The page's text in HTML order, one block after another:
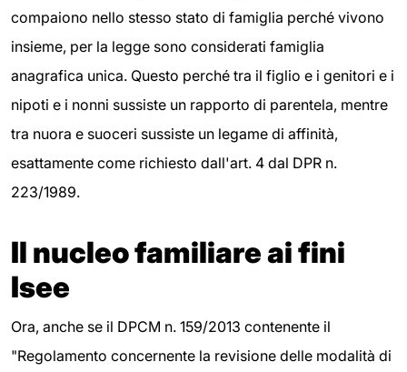
compaiono nello stesso stato di famiglia perché vivono
insieme, per la legge sono considerati famiglia
anagrafica unica. Questo perché tra il figlio e i genitori e i
nipoti e i nonni sussiste un rapporto di parentela, mentre
tra nuora e suoceri sussiste un legame di affinità,
esattamente come richiesto dall'art. 4 dal DPR n.
223/1989.
Il nucleo familiare ai fini
Isee
Ora, anche se il DPCM n. 159/2013 contenente il
"Regolamento concernente la revisione delle modalità di